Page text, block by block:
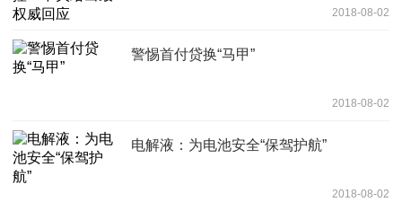
2018-08-02
警惕首付贷换“马甲”
2018-08-02
电解液：为电池安全“保驾护航”
2018-08-02